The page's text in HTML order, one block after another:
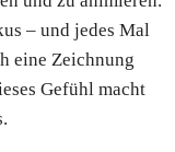
– und jedes Mal
eine Zeichnung
Gefühl macht